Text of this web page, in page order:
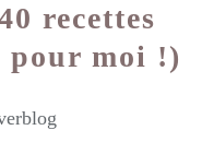
recettes
pour moi !)